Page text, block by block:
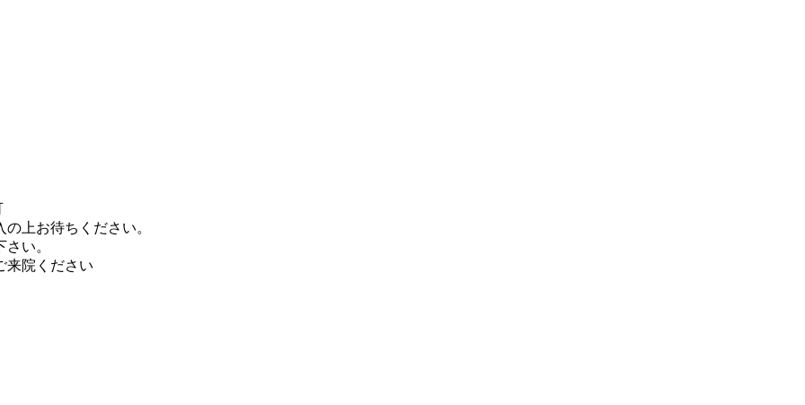
上お待ちください。
い。
来院ください